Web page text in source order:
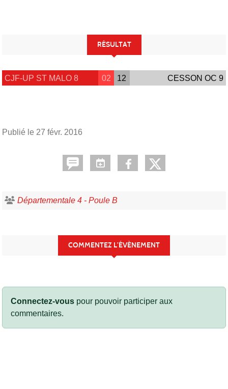
RÉSULTAT
CJF-UP ST MALO 8 02 12 CESSON OC 9
Publié le 27 févr. 2016
Départementale 4 - Poule B
COMMENTEZ L’ÉVÈNEMENT
Connectez-vous pour pouvoir participer aux
commentaires.